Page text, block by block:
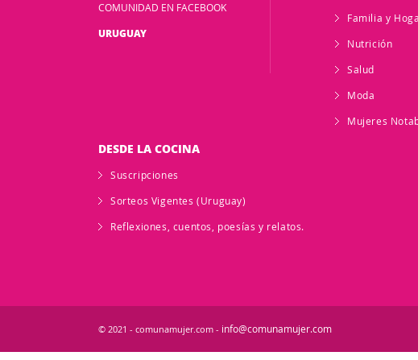
COMUNIDAD EN FACEBOOK
URUGUAY
Familia y
Nutrición
Salud
Moda
Mujeres
DESDE LA COCINA
Suscripciones
Sorteos Vigentes (Uruguay)
Reflexiones, cuentos, poesías y relatos.
© 2021 - comunamujer.com - info@comunamujer.com